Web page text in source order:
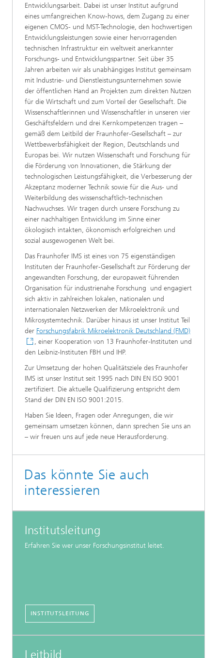
Entwicklungsarbeit. Dabei ist unser Institut aufgrund
eines umfangreichen Know-hows, dem Zugang zu einer
eigenen CMOS- und MST-Technologie, den hochwertigen
Entwicklungsleistungen sowie einer hervorragenden
technischen Infrastruktur ein weltweit anerkannter
Forschungs- und Entwicklungspartner. Seit über 35
Jahren arbeiten wir als unabhängiges Institut gemeinsam
mit Industrie- und Dienstleistungsunternehmen sowie
der öffentlichen Hand an Projekten zum direkten Nutzen
für die Wirtschaft und zum Vorteil der Gesellschaft. Die
Wissenschaftlerinnen und Wissenschaftler in unseren vier
Geschäftsfeldern und drei Kernkompetenzen tragen –
gemäß dem Leitbild der Fraunhofer-Gesellschaft – zur
Wettbewerbsfähigkeit der Region, Deutschlands und
Europas bei. Wir nutzen Wissenschaft und Forschung für
die Förderung von Innovationen, die Stärkung der
technologischen Leistungsfähigkeit, die Verbesserung der
Akzeptanz moderner Technik sowie für die Aus- und
Weiterbildung des wissenschaftlich-technischen
Nachwuchses. Wir tragen durch unsere Forschung zu
einer nachhaltigen Entwicklung im Sinne einer
ökologisch intakten, ökonomisch erfolgreichen und
sozial ausgewogenen Welt bei.
Das Fraunhofer IMS ist eines von 75 eigenständigen
Instituten der Fraunhofer-Gesellschaft zur Förderung der
angewandten Forschung, der europaweit führenden
Organisation für industrienahe Forschung und engagiert
sich aktiv in zahlreichen lokalen, nationalen und
internationalen Netzwerken der Mikroelektronik und
Mikrosystemtechnik. Darüber hinaus ist unser Institut Teil
der Forschungsfabrik Mikroelektronik Deutschland (FMD)
, einer Kooperation von 13 Fraunhofer-Instituten und
den Leibniz-Instituten FBH und IHP.
Zur Umsetzung der hohen Qualitätsziele des Fraunhofer
IMS ist unser Institut seit 1995 nach DIN EN ISO 9001
zertifiziert. Die aktuelle Qualifizierung entspricht dem
Stand der DIN EN ISO 9001:2015.
Haben Sie Ideen, Fragen oder Anregungen, die wir
gemeinsam umsetzen können, dann sprechen Sie uns an
– wir freuen uns auf jede neue Herausforderung.
Das könnte Sie auch
interessieren
Institutsleitung
Erfahren Sie wer unser Forschungsinstitut leitet.
INSTITUTSLEITUNG
Leitbild